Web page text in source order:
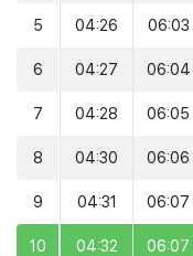
5 04:26 06:03
6 04:27 06:04
7 04:28 06:05
8 04:30 06:06
9 04:31 06:07
10 04:32 06:07